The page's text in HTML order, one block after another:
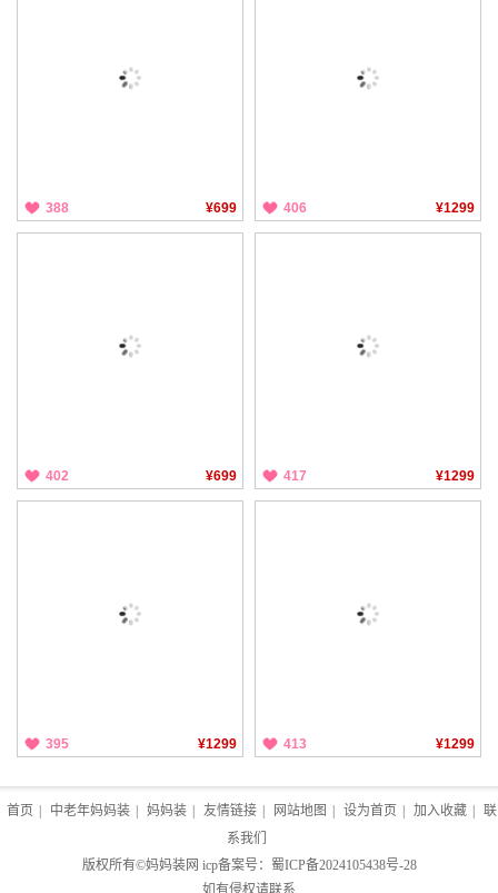
388 ¥699 406 ¥1299
402 ¥699 417 ¥1299
395 ¥1299 413 ¥1299
首页 中老年妈妈装 妈妈装 友情链接 网站地图 设为首页 加入收藏
联
系我们
版权所有©妈妈装网 icp备案号： 蜀ICP备2024105438号-28
如有侵权请联系